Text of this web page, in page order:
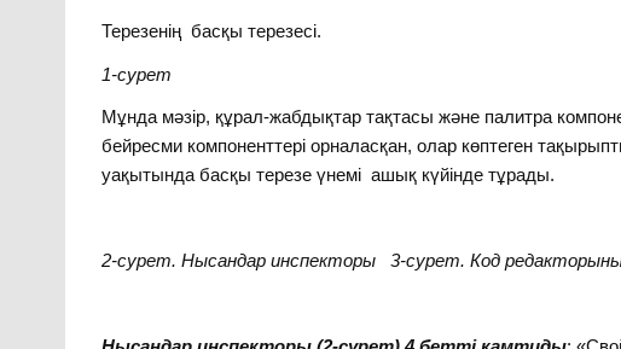
Терезенің басқы терезесі.
1-сурет
Мұнда мәзір, құрал-жабдықтар тақтасы және палитра
бейресми компоненттері орналасқан, олар көптеген
уақытында басқы терезе үнемі ашық күйінде тұрады.
2-сурет. Нысандар инспекторы 3-сурет. Код